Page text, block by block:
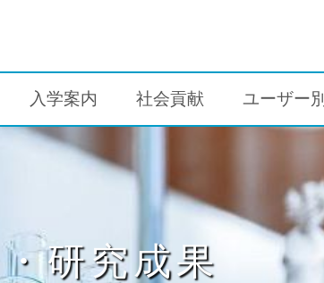
入学案内 社会貢献 ユーザー別
研究成果